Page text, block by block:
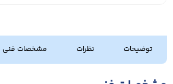
توضیحات نظرات مشخصات فنی